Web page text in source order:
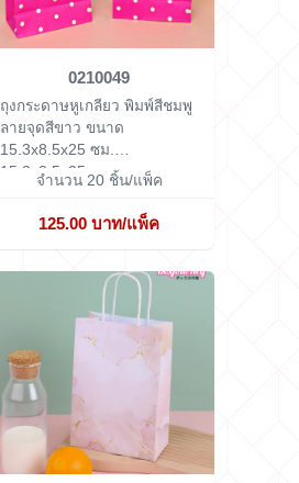
0210049
ถุงกระดาษหูเกลียว พิมพ์สีชมพู
ลายจุดสีขาว ขนาด
15.3x8.5x25 ซม.
15.3x8.5x25 cm.
จำนวน 20 ชิ้น/แพ็ค
125.00 บาท/แพ็ค